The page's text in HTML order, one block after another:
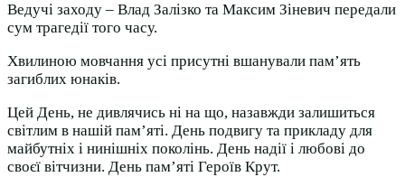
Ведучі заходу – Влад Залізко та Максим Зіневич передали
сум трагедії того часу.
Хвилиною мовчання усі присутні вшанували пам’ять
загиблих юнаків.
Цей День, не дивлячись ні на що, назавжди залишиться
світлим в нашій пам’яті. День подвигу та прикладу для
майбутніх і нинішніх поколінь. День надії і любові до
своєї вітчизни. День пам’яті Героїв Крут.